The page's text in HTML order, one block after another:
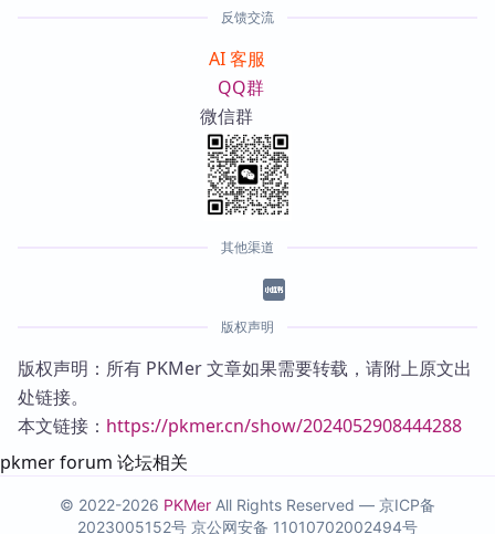
反馈交流
AI 客服
QQ群
微信群
其他渠道
版权声明
版权声明：所有 PKMer 文章如果需要转载，请附上原文出
处链接。
本文链接： https://pkmer.cn/show/2024052908444288
pkmer forum 论坛相关
© 2022-2026 PKMer All Rights Reserved — 京ICP备
2023005152号 京公网安备 11010702002494号